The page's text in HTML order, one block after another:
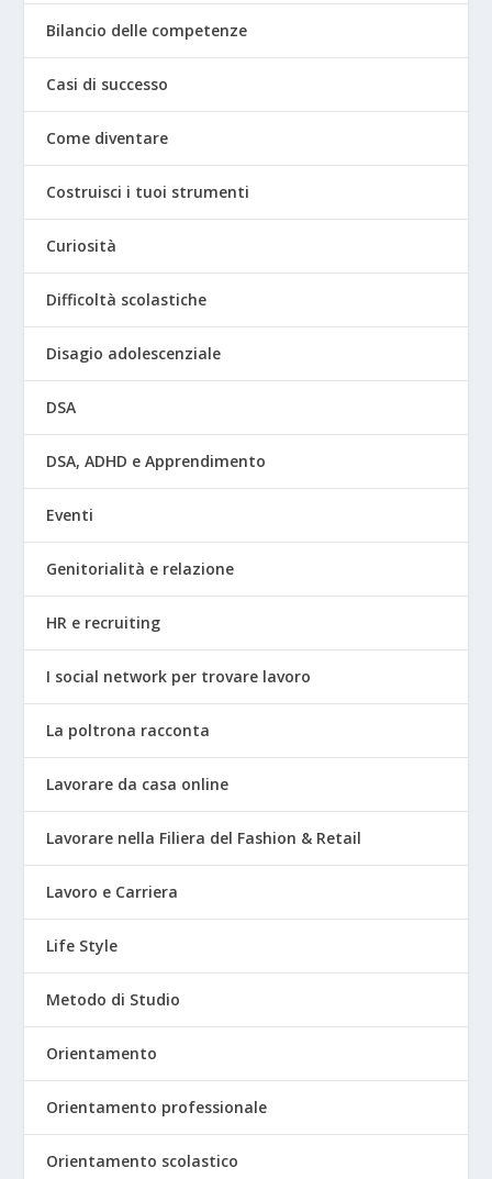
Bilancio delle competenze
Casi di successo
Come diventare
Costruisci i tuoi strumenti
Curiosità
Difficoltà scolastiche
Disagio adolescenziale
DSA
DSA, ADHD e Apprendimento
Eventi
Genitorialità e relazione
HR e recruiting
I social network per trovare lavoro
La poltrona racconta
Lavorare da casa online
Lavorare nella Filiera del Fashion & Retail
Lavoro e Carriera
Life Style
Metodo di Studio
Orientamento
Orientamento professionale
Orientamento scolastico